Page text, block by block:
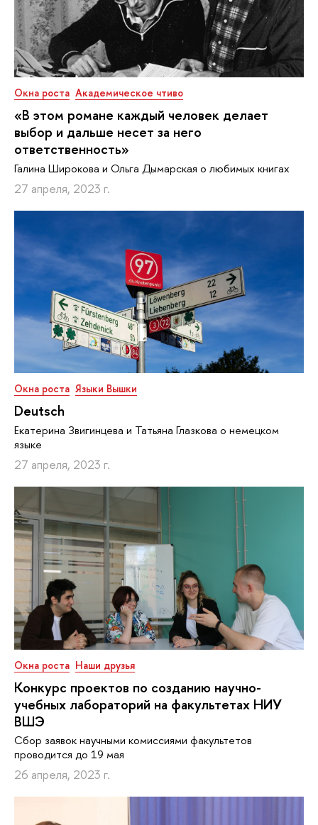
Окна роста Академическое чтиво
«В этом романе каждый человек делает
выбор и дальше несет за него
ответственность»
Галина Широкова и Ольга Дымарская о любимых книгах
27 апреля, 2023 г.
Окна роста Языки Вышки
Deutsch
Екатерина Звигинцева и Татьяна Глазкова о немецком
языке
27 апреля, 2023 г.
Окна роста Наши друзья
Конкурс проектов по созданию научно-
учебных лабораторий на факультетах НИУ
ВШЭ
Сбор заявок научными комиссиями факультетов
проводится до 19 мая
26 апреля, 2023 г.